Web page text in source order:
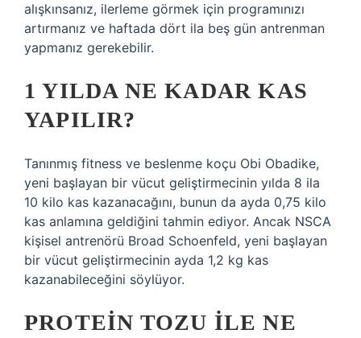
alışkınsanız, ilerleme görmek için programınızı
artırmanız ve haftada dört ila beş gün antrenman
yapmanız gerekebilir.
1 YILDA NE KADAR KAS
YAPILIR?
Tanınmış fitness ve beslenme koçu Obi Obadike,
yeni başlayan bir vücut geliştirmecinin yılda 8 ila
10 kilo kas kazanacağını, bunun da ayda 0,75 kilo
kas anlamına geldiğini tahmin ediyor. Ancak NSCA
kişisel antrenörü Broad Schoenfeld, yeni başlayan
bir vücut geliştirmecinin ayda 1,2 kg kas
kazanabileceğini söylüyor.
PROTEIN TOZU ILE NE